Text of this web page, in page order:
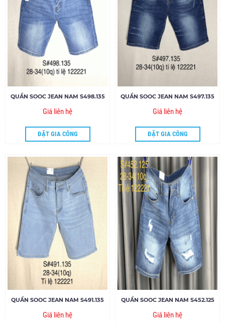
QUẦN SOOC JEAN NAM S498.135
Giá liên hệ
ĐẶT GIA CÔNG
QUẦN SOOC JEAN NAM S497.135
Giá liên hệ
ĐẶT GIA CÔNG
QUẦN SOOC JEAN NAM S491.135
Giá liên hệ
QUẦN SOOC JEAN NAM S452.125
Giá liên hệ